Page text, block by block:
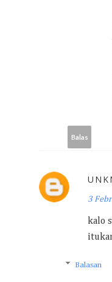
Balas
3
kalo
Balasan